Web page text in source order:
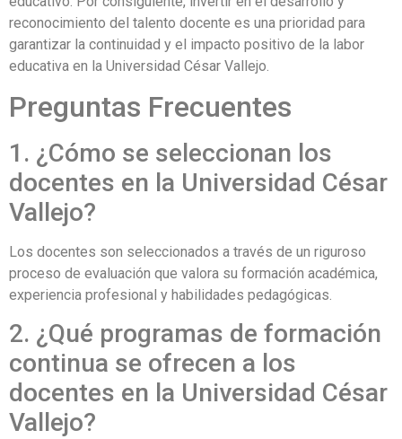
reconocimiento del talento docente es una prioridad para
garantizar la continuidad y el impacto positivo de la labor
educativa en la Universidad César Vallejo.
Preguntas Frecuentes
1. ¿Cómo se seleccionan los
docentes en la Universidad César
Vallejo?
Los docentes son seleccionados a través de un riguroso
proceso de evaluación que valora su formación académica,
experiencia profesional y habilidades pedagógicas.
2. ¿Qué programas de formación
continua se ofrecen a los
docentes en la Universidad César
Vallejo?